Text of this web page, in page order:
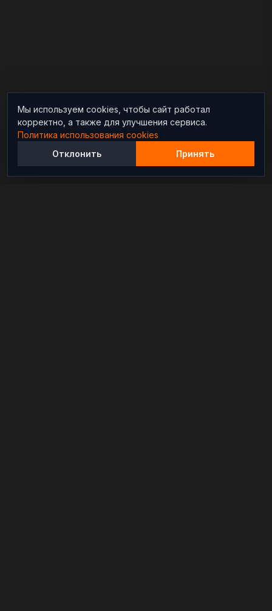
Мы используем cookies, чтобы сайт работал
корректно, а также для улучшения сервиса.
Политика использования cookies
Отклонить
Принять